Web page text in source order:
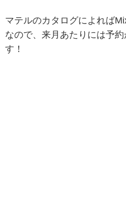
マテルのカタログによれば
なので、来月あたりには予
す！